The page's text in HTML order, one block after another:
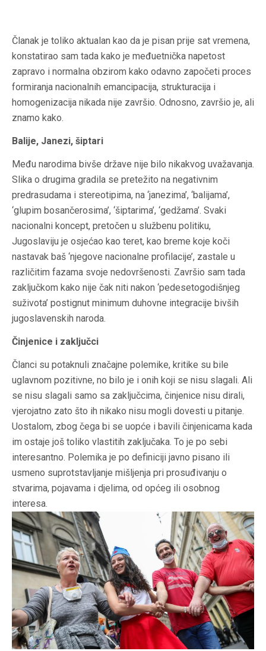
Članak je toliko aktualan kao da je pisan prije sat vremena,
konstatirao sam tada kako je međuetnička napetost
zapravo i normalna obzirom kako odavno započeti proces
formiranja nacionalnih emancipacija, strukturacija i
homogenizacija nikada nije završio. Odnosno, završio je, ali
znamo kako.
Balije, Janezi, šiptari
Među narodima bivše države nije bilo nikakvog uvažavanja.
Slika o drugima gradila se pretežito na negativnim
predrasudama i stereotipima, na ‘janezima’, ‘balijama’,
‘glupim bosančerosima’, ‘šiptarima’, ‘gedžama’. Svaki
nacionalni koncept, pretočen u službenu politiku,
Jugoslaviju je osjećao kao teret, kao breme koje koči
nastavak baš ‘njegove nacionalne profilacije’, zastale u
različitim fazama svoje nedovršenosti. Završio sam tada
zaključkom kako nije čak niti nakon ‘pedesetogodišnjeg
suživota’ postignut minimum duhovne integracije bivših
jugoslavenskih naroda.
Činjenice i zaključci
Članci su potaknuli značajne polemike, kritike su bile
uglavnom pozitivne, no bilo je i onih koji se nisu slagali. Ali
se nisu slagali samo sa zaključcima, činjenice nisu dirali,
vjerojatno zato što ih nikako nisu mogli dovesti u pitanje.
Uostalom, zbog čega bi se uopće i bavili činjenicama kada
im ostaje još toliko vlastitih zaključaka. To je po sebi
interesantno. Polemika je po definiciji javno pisano ili
usmeno suprotstavljanje mišljenja pri prosuđivanju o
stvarima, pojavama i djelima, od općeg ili osobnog
interesa.